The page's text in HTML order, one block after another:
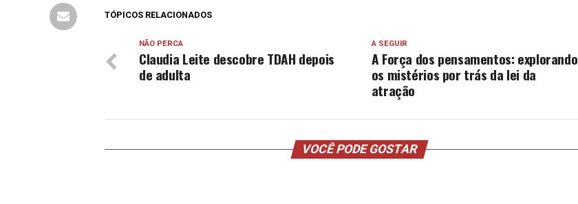
TÓPICOS RELACIONADOS
A SEGUIR
A Força dos pensamentos: explorando
os mistérios por trás da lei da
atração
NÃO PERCA
Claudia Leite descobre TDAH depois
de adulta
VOCÊ PODE GOSTAR